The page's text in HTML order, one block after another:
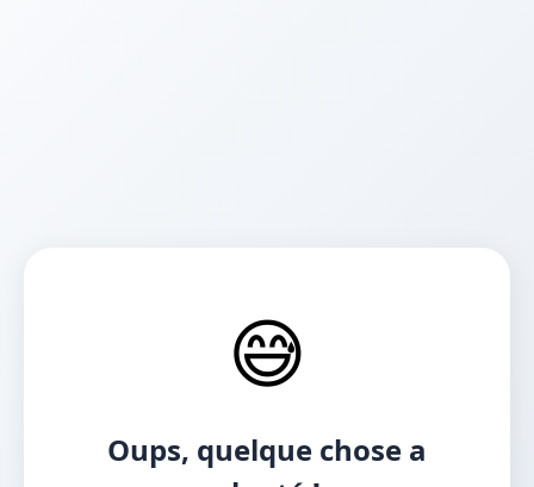
😅
Oups, quelque chose a